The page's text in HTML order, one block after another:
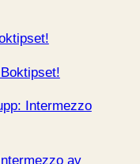
Intermezzo
av